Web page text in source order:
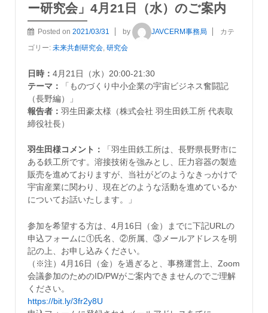
ー研究会」4月21日（水）のご案内
Posted on 2021/03/31 by JAVCERM事務局
カテ
ゴリー: 未来共創研究会 研究会
日時： 4月21日（水）20:00-21:30
テーマ：
「ものづくり中小企業の宇宙ビジネス奮闘記
（長野編）」
報告者： 羽生田豪太様（株式会社 羽生田鉄工所 代表取
締役社長）
羽生田様コメント：
「羽生田鉄工所は、長野県長野市に
ある鉄工所です。溶接技術を強みとし、圧力容器の製造
販売を進めておりますが、当社がどのようなきっかけで
宇宙産業に関わり、現在どのような活動を進めているか
についてお話いたします。」
参加を希望する方は、4月16日（金）までに下記URLの
申込フォームに①氏名、②所属、③メールアドレスを明
記の上、お申し込みください。
（※注）4月16日（金）を過ぎると、事務運営上、Zoom
会議参加のためのID/PWがご案内できませんのでご理解
ください。
https://bit.ly/3fr2y8U